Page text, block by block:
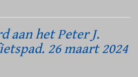
aan het Peter J.
26 maart 2024